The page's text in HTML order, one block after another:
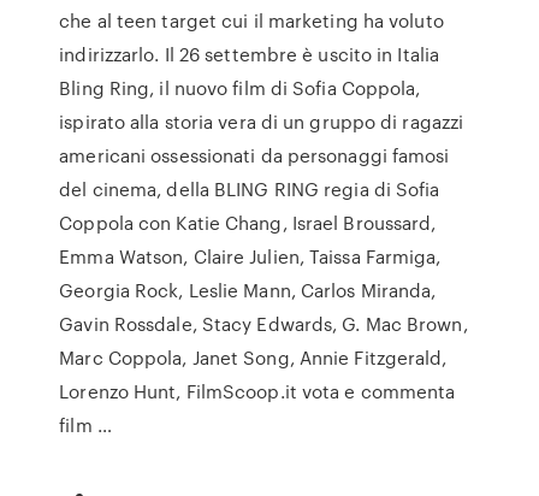
che al teen target cui il marketing ha voluto
indirizzarlo. Il 26 settembre è uscito in Italia
Bling Ring, il nuovo film di Sofia Coppola,
ispirato alla storia vera di un gruppo di ragazzi
americani ossessionati da personaggi famosi
del cinema, della BLING RING regia di Sofia
Coppola con Katie Chang, Israel Broussard,
Emma Watson, Claire Julien, Taissa Farmiga,
Georgia Rock, Leslie Mann, Carlos Miranda,
Gavin Rossdale, Stacy Edwards, G. Mac Brown,
Marc Coppola, Janet Song, Annie Fitzgerald,
Lorenzo Hunt, FilmScoop.it vota e commenta
film …